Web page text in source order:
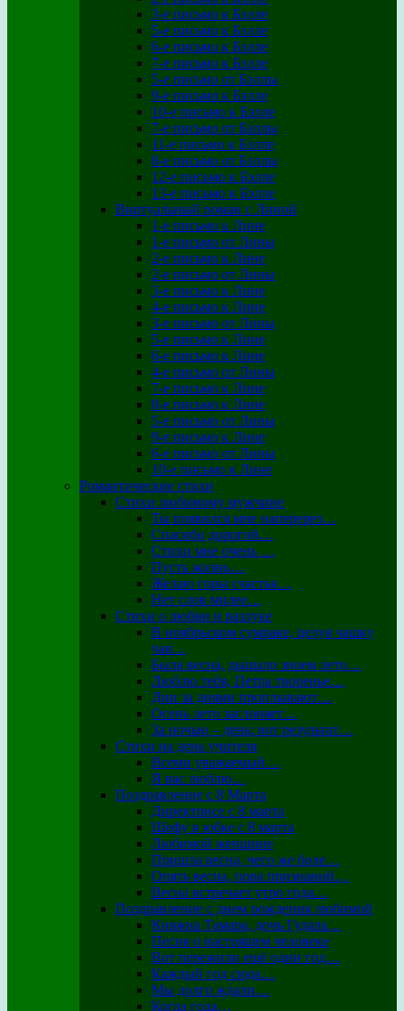
3-е письмо к Бэлле
5-е письмо к Бэлле
6-е письмо к Бэлле
7-е письмо к Бэлле
5-е письмо от Бэллы
9-е письмо к Бэлле
10-е письмо к Бэлле
7-е письмо от Бэллы
11-е письмо к Бэлле
8-е письмо от Бэллы
12-е письмо к Бэлле
13-е письмо к Бэлле
Виртуальный роман с Линой
1-е письмо к Лине
1-е письмо от Лины
2-е письмо к Лине
2-е письмо от Лины
3-е письмо к Лине
4-е письмо к Лине
3-е письмо от Лины
5-е письмо к Лине
6-е письмо к Лине
4-е письмо от Лины
7-е письмо к Лине
8-е письмо к Лине
5-е письмо от Лины
9-е письмо к Лине
6-е письмо от Лины
10-е письмо к Лине
Романтические стихи
Стихи любимому мужчине
Ты появился мне наперерез…
Спасибо дорогой…
Стихи мне очень …
Пусть жизнь…
Желаю горы счастья…
Нет слов милее…
Стихи о любви и разлуке
В ноябрьском сумраке, целуя чашку
чая…
Была весна, дышало зноем лето…
Люблю тебя, Петра творенье…
Дни за днями проплывают…
Осень лето заслоняет…
За ночью – день: вот результат…
Стихи на день учителя
Всеми уважаемый…
Я вас люблю…
Поздравление с 8 Марта
Директрисе с 8 марта
Шефу в юбке с 8 марта
Любимой женщине
Пришла весна, чего же боле…
Опять весна, пора признаний…
Весна встречает утро года…
Поздравление с днем рождения любимой
Княжна Тамара, дочь Гудала…
Песня о настоящем человеке
Вот пережили ещё один год…
Каждый год сюда…
Мы долго ждали…
Когда года…